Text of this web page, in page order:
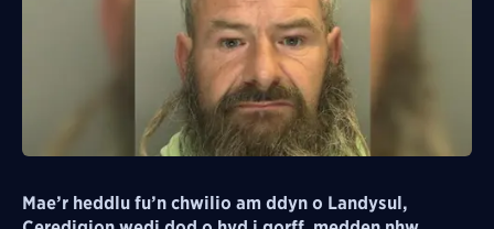
Mae’r heddlu fu’n chwilio am ddyn o Landysul,